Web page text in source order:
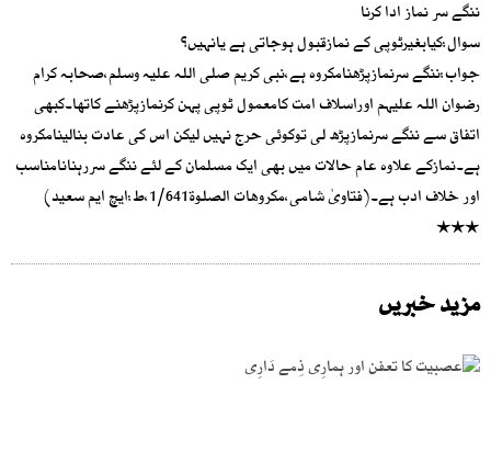
ننگے سر نماز ادا کرنا
سوال:کیابغیرٹوپی کے نمازقبول ہوجاتی ہے یانہیں؟
جواب:ننگے سرنمازپڑھنامکروہ ہے،نبی کریم صلی اللہ علیہ وسلم،صحابہ کرام
رضوان اللہ علیہم اوراسلاف امت کامعمول ٹوپی پہن کرنمازپڑھنے کاتھا۔کبھی
اتفاق سے ننگے سرنمازپڑھ لی توکوئی حرج نہیں لیکن اس کی عادت بنالینامکروہ
ہے۔نمازکے علاوہ عام حالات میں بھی ایک مسلمان کے لئے ننگے سررہنانامناسب
اور خلاف ادب ہے۔(فتاویٰ شامی،مکروھات الصلوۃ1/641،ط:ایچ ایم سعید)
٭٭٭
مزید خبریں